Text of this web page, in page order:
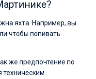
яхта. Например, вы
чтобы попивать
же предпочтение по
техническим